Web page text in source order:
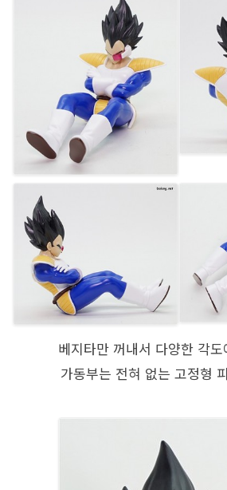
베지타만 꺼내서 다양한 각
가동부는 전혀 없는 고정형